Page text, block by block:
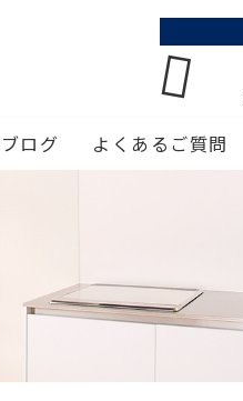
ブログ よくあるご質問